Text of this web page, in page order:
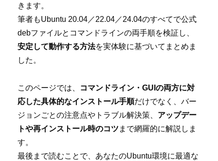
きます。
筆者もUbuntu 20.04／22.04／24.04のすべてで公式
debファイルとコマンドラインの両手順を検証し、
安定して動作する方法を実体験に基づいてまとめま
した。
このページでは、
コマンドライン・GUIの両方に対
応した具体的なインストール手順だけでなく、バー
ジョンごとの注意点やトラブル解決策、 アップデー
トや再インストール時のコツ まで網羅的に解説しま
す。
最後まで読むことで、あなたのUbuntu環境に最適な